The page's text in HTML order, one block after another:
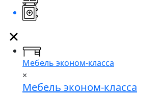
Мебель эконом-класса
×
Мебель эконом-класса